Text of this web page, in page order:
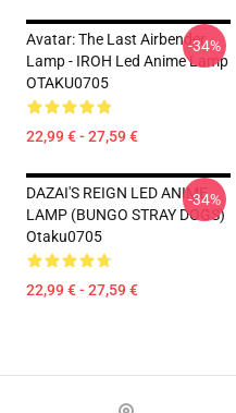
Avatar: The Last Airbender
Lamp - IROH Led Anime Lamp
OTAKU0705
22,99 € - 27,59 €
-34%
DAZAI'S REIGN LED ANIME
LAMP (BUNGO STRAY DOGS)
Otaku0705
22,99 € - 27,59 €
-34%